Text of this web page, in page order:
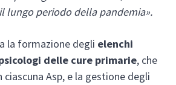
lungo periodo della pandemia».
la formazione degli elenchi
delle cure primarie, che
Asp, e la gestione degli